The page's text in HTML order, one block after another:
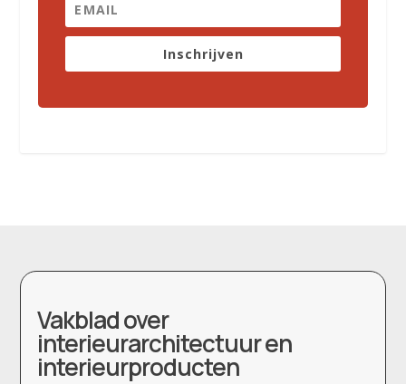
Inschrijven
Vakblad over
interieurarchitectuur en
interieurproducten